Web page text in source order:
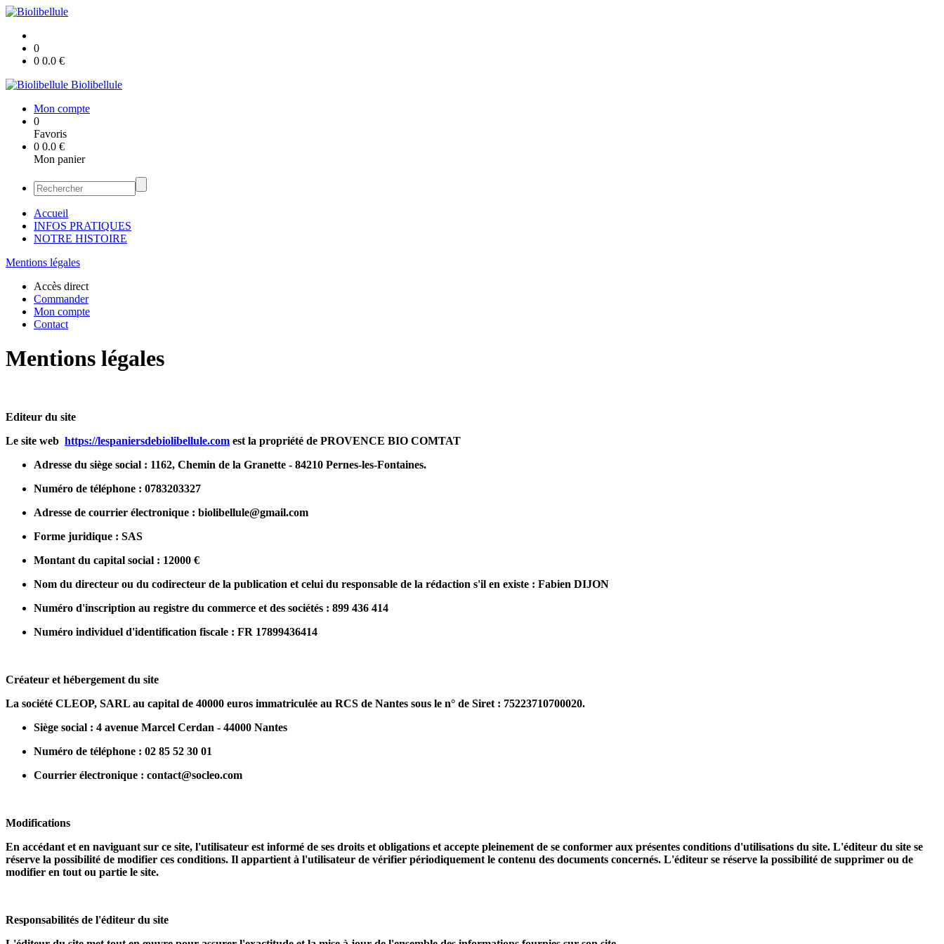
0
0 0.0 €
Biolibellule
Mon compte
0
Favoris
0 0.0 €
Mon panier
Accueil
INFOS PRATIQUES
NOTRE HISTOIRE
Mentions légales
Accès direct
Commander
Mon compte
Contact
Mentions légales
Editeur du site
Le site web https://lespaniersdebiolibellule.com est la propriété de PROVENCE BIO COMTAT
Adresse du siège social : 1162, Chemin de la Granette - 84210 Pernes-les-Fontaines.
Numéro de téléphone : 0783203327
Adresse de courrier électronique : biolibellule@gmail.com
Forme juridique : SAS
Montant du capital social : 12000 €
Nom du directeur ou du codirecteur de la publication et celui du responsable de la rédaction s'il en existe : Fabien DIJON
Numéro d'inscription au registre du commerce et des sociétés : 899 436 414
Numéro individuel d'identification fiscale : FR 17899436414
Créateur et hébergement du site
La société CLEOP, SARL au capital de 40000 euros immatriculée au RCS de Nantes sous le n° de Siret : 75223710700020.
Siège social : 4 avenue Marcel Cerdan - 44000 Nantes
Numéro de téléphone : 02 85 52 30 01
Courrier électronique : contact@socleo.com
Modifications
En accédant et en naviguant sur ce site, l'utilisateur est informé de ses droits et obligations et accepte pleinement de se conformer aux présentes conditions d'utilisations du site. L'éditeur du site se
réserve la possibilité de modifier ces conditions. Il appartient à l'utilisateur de vérifier périodiquement le contenu des documents concernés. L'éditeur se réserve la possibilité de supprimer ou de
modifier en tout ou partie le site.
Responsabilités de l'éditeur du site